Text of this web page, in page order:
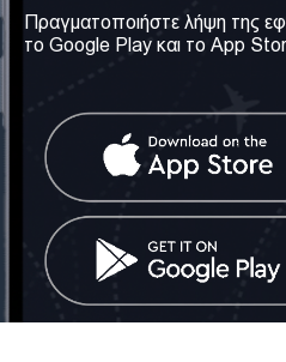
Σχετικά με εμάς
Οι Υπηρεσίες μας
Επικοινωνήστε μαζί μας
Ηνωμένο Βασίλειο: Λονδίνο
Τηλ: +442030340050
info@mobinex.com
Επικοινωνήστε μαζί μας
Πραγματοποιήστε λήψη της
το Google Play και το App